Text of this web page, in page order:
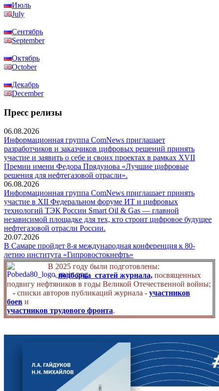
Июль
July
Сентябрь
September
Октябрь
October
Декабрь
December
Пресс релизы
06.08.2026
Информационная группа ComNews приглашает
разработчиков и заказчиков цифровых решений принять
участие и заявить о себе и своих проектах в рамках XVII
Премии имени Федора Прядунова «Лучшие цифровые
решения для нефтегазовой отрасли».
06.08.2026
Информационная группа ComNews приглашает принять
участие в XII Федеральном форуме ИТ и цифровых
технологий ТЭК России Smart Oil & Gas — главной
независимой площадке для тех, кто строит цифровое будущее
нефтегазовой отрасли России.
20.07.2026
В Самаре пройдет 8-я международная конференция к 80-
летию института «Гипровостокнефть»
В 2025 году были подготовлены:
- подборка статей журнала, посвященных
подвигу нефтяников в годы Великой Отечественной войны;
- списки авторов публикаций журнала - участников
боев и
участников трудового фронта.